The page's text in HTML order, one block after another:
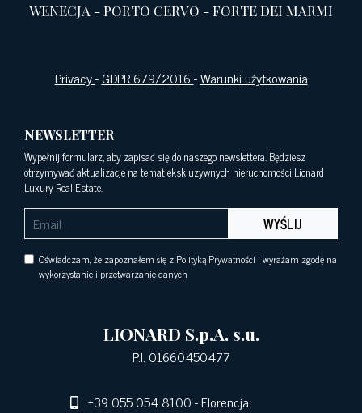
WENECJA -PORTO CERVO -FORTE DEI MARMI
Privacy-GDPR 679/2016-Warunki użytkowania
NEWSLETTER
Wypełnij formularz, aby zapisać się do naszego newslettera. Będziesz
otrzymywać aktualizacje na temat ekskluzywnych nieruchomości Lionard
Luxury Real Estate.
WYŚLIJ
Oświadczam, że zapoznałem się z Polityką Prywatności i wyrażam zgodę na
wykorzystanie i przetwarzanie danych
LIONARD S.p.A. s.u.
P.I. 01660450477
+39 055 054 8100- Florencja